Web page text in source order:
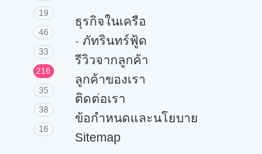
19
46
33
216
35
38
16
ธุรกิจในเครือ
- ภัทรินทร์ฟู้ด
รีวิวจากลูกค้า
ลูกค้าของเรา
ติดต่อเรา
ข้อกำหนดและนโยบาย
Sitemap